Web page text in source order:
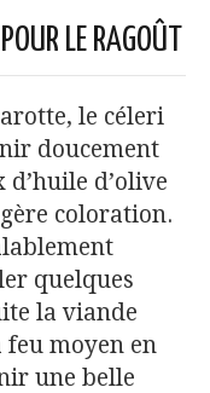
LE RAGOÛT
le céleri
doucement
d’olive
coloration.
quelques
la viande
moyen en
une belle